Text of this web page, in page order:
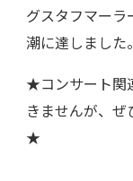
グスタフマー
潮に達しました。
★コンサート関
きませんが、ぜ
★